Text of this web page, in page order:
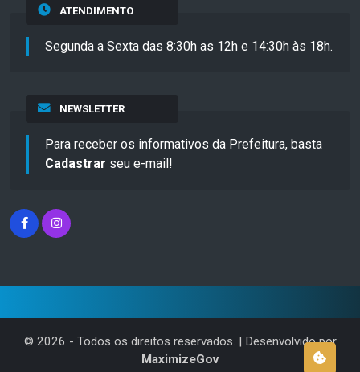
ATENDIMENTO
Segunda a Sexta das 8:30h as 12h e 14:30h às 18h.
NEWSLETTER
Para receber os informativos da Prefeitura, basta
Cadastrar seu e-mail!
© 2026 - Todos os direitos reservados. | Desenvolvido por
MaximizeGov